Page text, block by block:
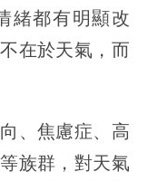
緒都有明顯改
在於天氣，而
、焦慮症、高
族群，對天氣